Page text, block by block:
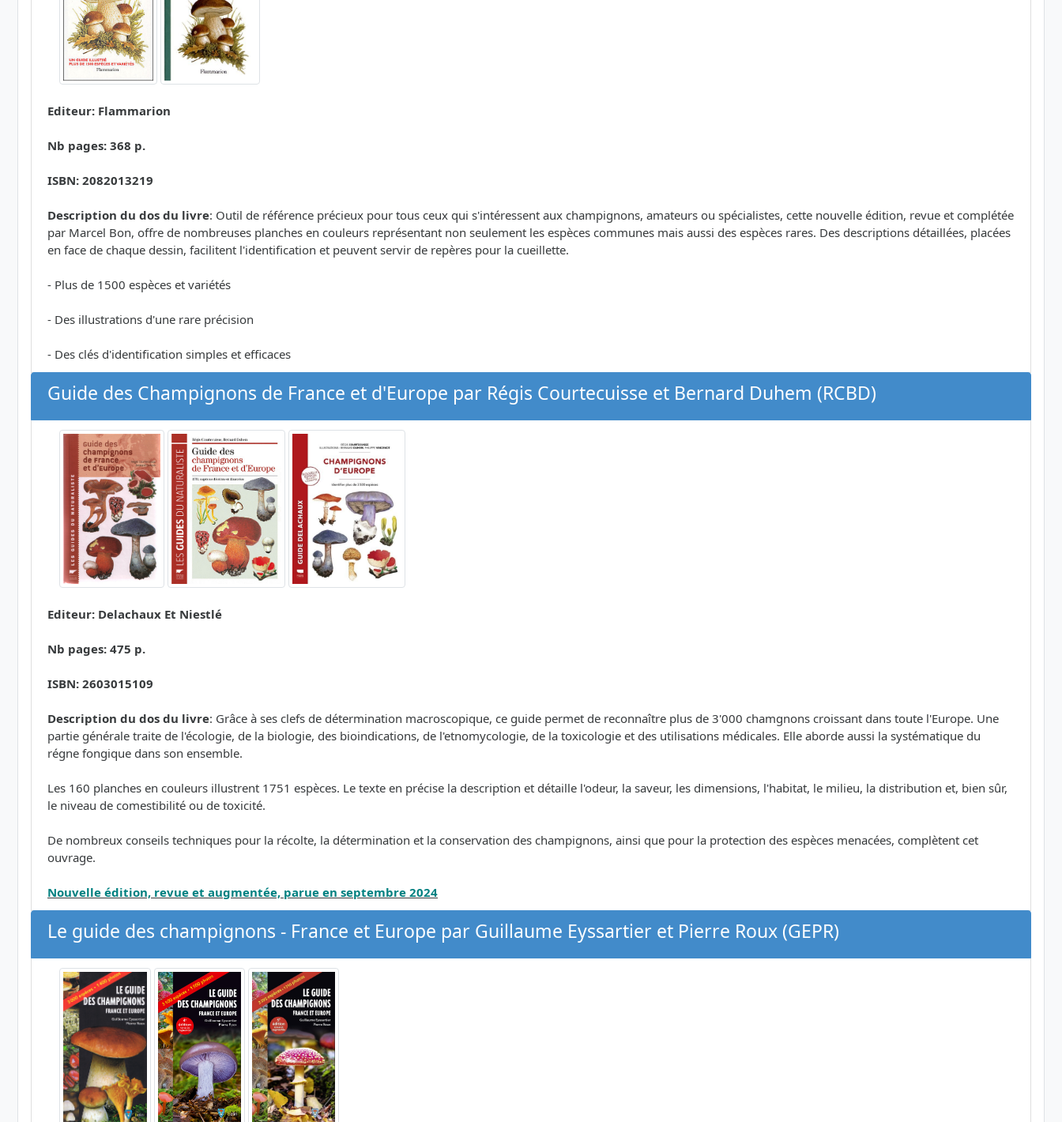
Editeur: Flammarion
Nb pages: 368 p.
ISBN: 2082013219
Description du dos du livre: Outil de référence précieux pour tous ceux qui s'intéressent aux champignons, amateurs ou spécialistes, cette nouvelle édition, revue et complétée
par Marcel Bon, offre de nombreuses planches en couleurs représentant non seulement les espèces communes mais aussi des espèces rares. Des descriptions détaillées, placées
en face de chaque dessin, facilitent l'identification et peuvent servir de repères pour la cueillette.
- Plus de 1500 espèces et variétés
- Des illustrations d'une rare précision
- Des clés d'identification simples et efficaces
Guide des Champignons de France et d'Europe par Régis Courtecuisse et Bernard Duhem (RCBD)
Editeur: Delachaux Et Niestlé
Nb pages: 475 p.
ISBN: 2603015109
Description du dos du livre: Grâce à ses clefs de détermination macroscopique, ce guide permet de reconnaître plus de 3'000 chamgnons croissant dans toute l'Europe. Une
partie générale traite de l'écologie, de la biologie, des bioindications, de l'etnomycologie, de la toxicologie et des utilisations médicales. Elle aborde aussi la systématique du
régne fongique dans son ensemble.
Les 160 planches en couleurs illustrent 1751 espèces. Le texte en précise la description et détaille l'odeur, la saveur, les dimensions, l'habitat, le milieu, la distribution et, bien sûr,
le niveau de comestibilité ou de toxicité.
De nombreux conseils techniques pour la récolte, la détermination et la conservation des champignons, ainsi que pour la protection des espèces menacées, complètent cet
ouvrage.
Nouvelle édition, revue et augmentée, parue en septembre 2024
Le guide des champignons - France et Europe par Guillaume Eyssartier et Pierre Roux (GEPR)